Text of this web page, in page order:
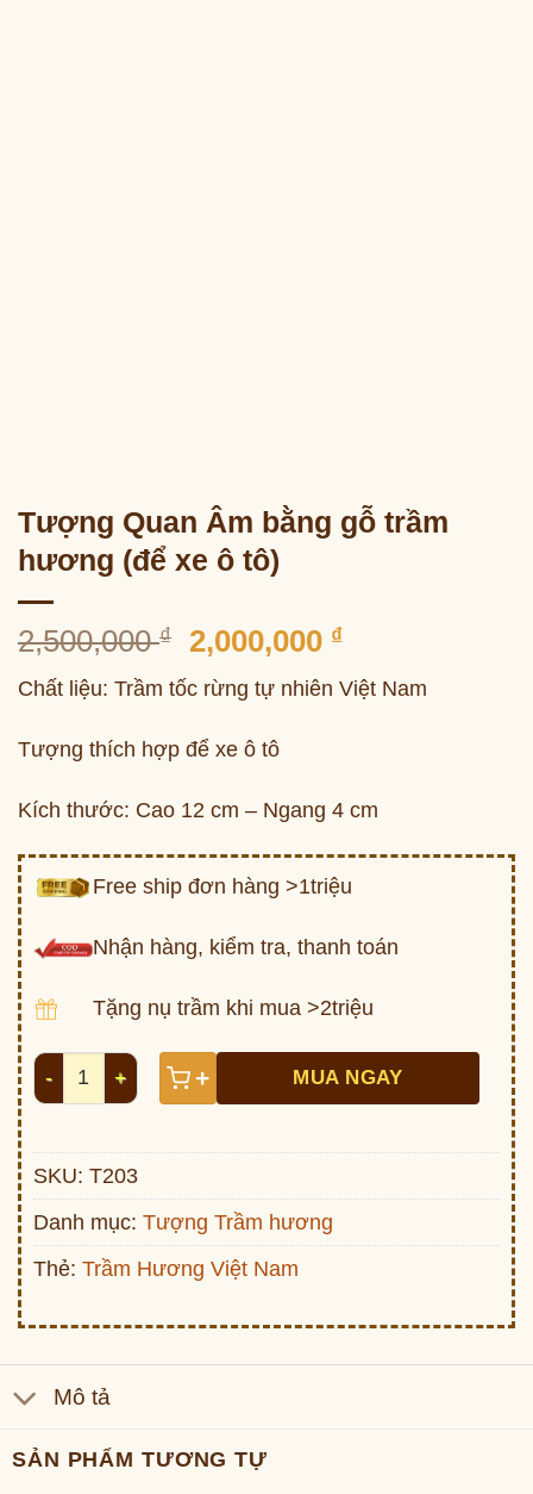
Tượng Quan Âm bằng gỗ trầm
hương (để xe ô tô)
2,500,000₫
Giá
gốc
là:
2,500,000 ₫.
2,000,000 ₫Giá
hiện
tại
Chất liệu: Trầm tốc rừng tự nhiên Việt Nam
Tượng thích hợp để xe ô tô
Kích thước: Cao 12 cm – Ngang 4 cm
Free ship đơn hàng >1triệu
Nhận hàng, kiểm tra, thanh toán
Tặng nụ trầm khi mua >2triệu
Tượng Quan Âm bằng gỗ trầm hương (để xe ô tô) số
+ MUA NGAY
SKU: T203
Danh mục: Tượng Trầm hương
Thẻ: Trầm Hương Việt Nam
Mô tả
SẢN PHẨM TƯƠNG TỰ